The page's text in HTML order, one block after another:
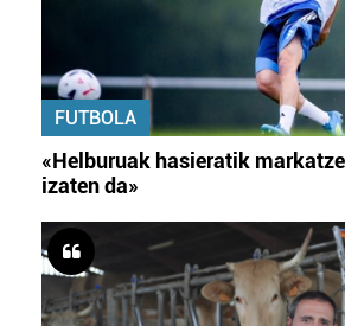
FUTBOLA
«Helburuak hasieratik
izaten da»